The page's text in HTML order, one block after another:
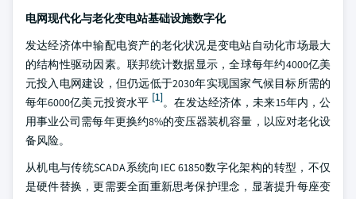
电网现代化与老化变电站基础设施数字化
发达经济体中输配电资产的老化状况是变电站自动化市场最大
的结构性驱动因素。联邦统计数据显示，全球每年约4000亿美
元投入电网建设，但仍远低于2030年实现国家气候目标所需的
每年6000亿美元投资水平 [1]。在发达经济体，未来15年内，公
用事业公司需每年更换约8%的变压器装机容量，以应对老化设
备风险。
从机电与传统SCADA系统向IEC 61850数字化架构的转型，不仅
是硬件替换，更需要全面重新思考保护理念，显著提升每座变